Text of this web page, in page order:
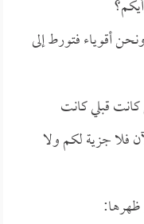
أقوياء فتورط إلى
قبلي كانت
فلا جزية لكم ولا